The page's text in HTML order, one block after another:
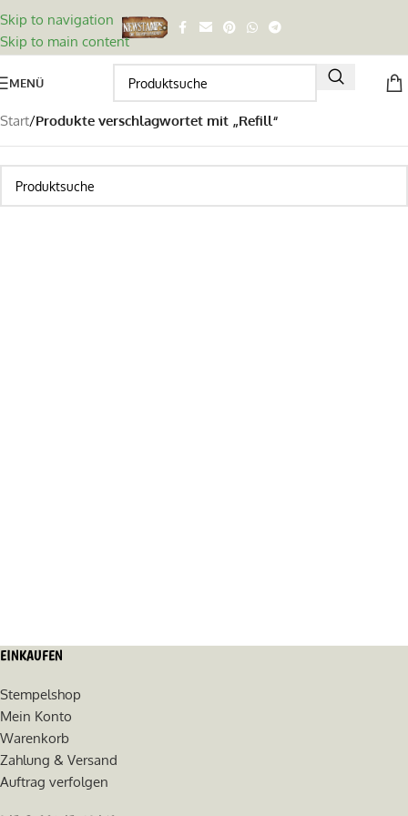
Skip to navigation
Skip to main content
MENÜ
Start/Produkte verschlagwortet mit „Refill“
EINKAUFEN
Stempelshop
Mein Konto
Warenkorb
Zahlung & Versand
Auftrag verfolgen